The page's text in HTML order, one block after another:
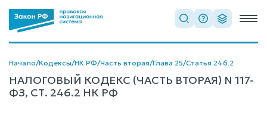
Начало/Кодексы/НК РФ/Часть вторая/Глава 25/Статья 246.2
НАЛОГОВЫЙ КОДЕКС (ЧАСТЬ ВТОРАЯ) N 117-
ФЗ, СТ. 246.2 НК РФ